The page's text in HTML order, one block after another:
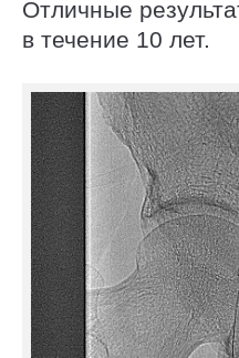
Отличные
в течение 10 лет.